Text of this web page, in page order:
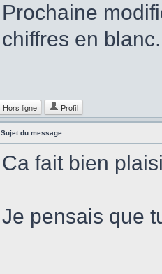
Prochaine
chiffres en
Hors ligne Profil
Sujet du message:
Ca fait bien
Je pensais que